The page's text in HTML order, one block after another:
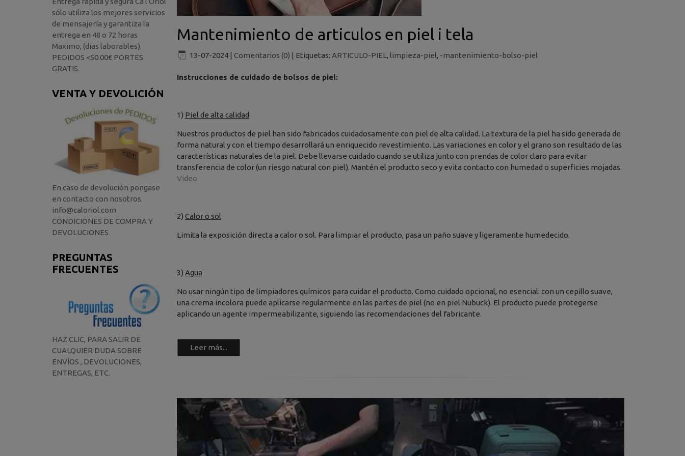
sólo utiliza los mejores servicios
de mensajería y garantiza la
entrega en 48 o 72 horas
Maximo, (dias laborables).
PEDIDOS <50.00€ PORTES
GRATIS.
VENTA Y DEVOLICIÓN
En caso de devolución pongase
en contacto con nosotros.
info@caloriol.com
CONDICIONES DE COMPRA Y
DEVOLUCIONES
PREGUNTAS
FRECUENTES
HAZ CLIC, PARA SALIR DE
CUALQUIER DUDA SOBRE
ENVÍOS , DEVOLUCIONES,
ENTREGAS, ETC.
Mantenimiento de articulos en piel i tela
13-07-2024| Comentarios (0) | Etiquetas: ARTICULO-PIEL , limpieza-piel, -mantenimiento-bolso-piel
Instrucciones de cuidado de bolsos de piel:
1) Piel de alta calidad
Nuestros productos de piel han sido fabricados cuidadosamente con piel de alta calidad. La textura de la piel ha sido generada de
forma natural y con el tiempo desarrollará un enriquecido revestimiento. Las variaciones en color y el grano son resultado de las
características naturales de la piel. Debe llevarse cuidado cuando se utiliza junto con prendas de color claro para evitar
transferencia de color (un riesgo natural con piel). Mantén el producto seco y evita contacto con humedad o superficies mojadas.
Video
2) Calor o sol
Limita la exposición directa a calor o sol. Para limpiar el producto, pasa un paño suave y ligeramente humedecido.
3) Agua
No usar ningún tipo de limpiadores químicos para cuidar el producto. Como cuidado opcional, no esencial: con un cepillo suave,
una crema incolora puede aplicarse regularmente en las partes de piel (no en piel Nubuck). El producto puede protegerse
aplicando un agente impermeabilizante, siguiendo las recomendaciones del fabricante.
Leer más...